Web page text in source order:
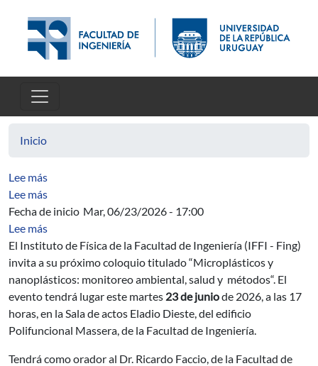
Inicio
Lee mássobre Métodos cuantitativos para análisis de
Lee mássobre Elementos de Ingeniería Ambiental
Fecha de inicio Mar, 06/23/2026 - 17:00
Lee mássobre Coloquio de Física "Microplásticos y
El Instituto de Física de la Facultad de Ingeniería (IFFI - Fing)
invita a su próximo coloquio titulado “Microplásticos y
nanoplásticos: monitoreo ambiental, salud y métodos“. El
evento tendrá lugar este martes 23 de juniode 2026, a las 17
horas, en la Sala de actos Eladio Dieste, del edificio
Polifuncional Massera, de la Facultad de Ingeniería.
Tendrá como orador al Dr. Ricardo Faccio, de la Facultad de